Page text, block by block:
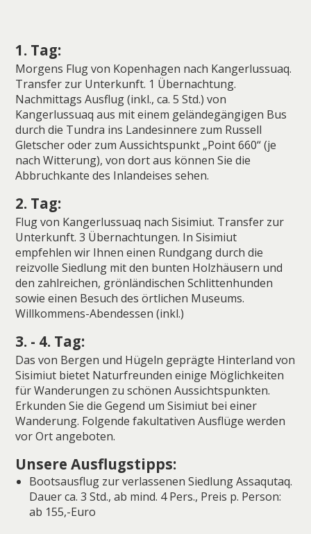
1. Tag:
Morgens Flug von Kopenhagen nach Kangerlussuaq.
Transfer zur Unterkunft. 1 Übernachtung.
Nachmittags Ausflug (inkl., ca. 5 Std.) von
Kangerlussuaq aus mit einem geländegängigen Bus
durch die Tundra ins Landesinnere zum Russell
Gletscher oder zum Aussichtspunkt „Point 660“ (je
nach Witterung), von dort aus können Sie die
Abbruchkante des Inlandeises sehen.
2. Tag:
Flug von Kangerlussuaq nach Sisimiut. Transfer zur
Unterkunft. 3 Übernachtungen. In Sisimiut
empfehlen wir Ihnen einen Rundgang durch die
reizvolle Siedlung mit den bunten Holzhäusern und
den zahlreichen, grönländischen Schlittenhunden
sowie einen Besuch des örtlichen Museums.
Willkommens-Abendessen (inkl.)
3. - 4. Tag:
Das von Bergen und Hügeln geprägte Hinterland von
Sisimiut bietet Naturfreunden einige Möglichkeiten
für Wanderungen zu schönen Aussichtspunkten.
Erkunden Sie die Gegend um Sisimiut bei einer
Wanderung. Folgende fakultativen Ausflüge werden
vor Ort angeboten.
Unsere Ausflugstipps:
Bootsausflug zur verlassenen Siedlung Assaqutaq.
Dauer ca. 3 Std., ab mind. 4 Pers., Preis p. Person:
ab 155,-Euro